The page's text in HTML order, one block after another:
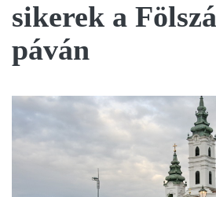
sikerek a
páván